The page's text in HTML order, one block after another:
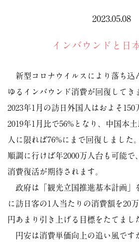
2023.05.08
インバウンドと日
新型コロナウイルスにより落ち込
ゆるインバウンド消費が回復してき
2023年1月の訪日外国人はおよそ150
2019年1月比で56%となり、中国本
人に限れば76%にまで回復しました。
順調に行けば年2000万人台も可能で
消費復活が期待されます。
政府は「観光立国推進基本計画」
に訪日客の1人当たりの消費額を20
円あまり引き上げる目標をたてまし
円安は消費単価向上の追い風です